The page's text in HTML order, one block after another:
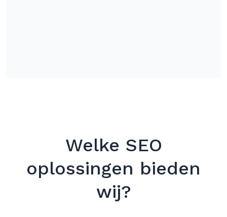
Welke SEO
oplossingen bieden
wij?